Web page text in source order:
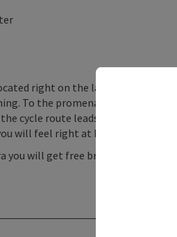
right on the lake in the
To the promenade and in the
cycle route leads right past our
will feel right at home.
you will get free breakfast pastries